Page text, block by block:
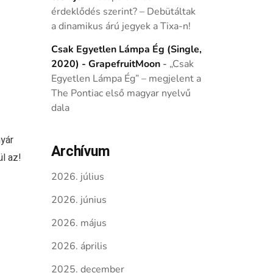
az!
érdeklődés szerint? – Debütáltak
a dinamikus árú jegyek a Tixa-n!
Csak Egyetlen Lámpa Ég (Single,
2020) - GrapefruitMoon- „Csak
Egyetlen Lámpa Ég” – megjelent a
The Pontiac első magyar nyelvű
dala
Archívum
2026. július
2026. június
2026. május
2026. április
2025. december